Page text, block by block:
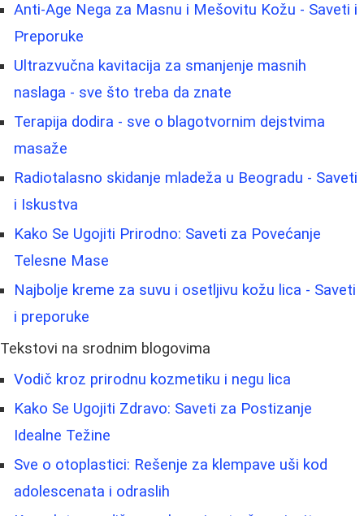
Anti-Age Nega za Masnu i Mešovitu Kožu - Saveti i
Preporuke
Ultrazvučna kavitacija za smanjenje masnih
naslaga - sve što treba da znate
Terapija dodira - sve o blagotvornim dejstvima
masaže
Radiotalasno skidanje mladeža u Beogradu - Saveti
i Iskustva
Kako Se Ugojiti Prirodno: Saveti za Povećanje
Telesne Mase
Najbolje kreme za suvu i osetljivu kožu lica - Saveti
i preporuke
Tekstovi na srodnim blogovima
Vodič kroz prirodnu kozmetiku i negu lica
Kako Se Ugojiti Zdravo: Saveti za Postizanje
Idealne Težine
Sve o otoplastici: Rešenje za klempave uši kod
adolescenata i odraslih